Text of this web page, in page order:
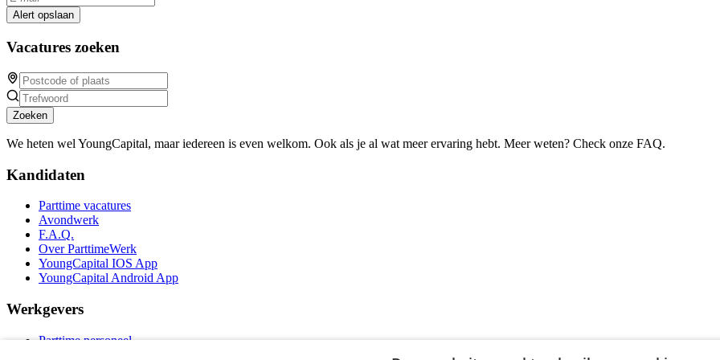
Alert opslaan
Vacatures zoeken
Zoeken
We heten wel YoungCapital, maar iedereen is even welkom. Ook als je al wat meer ervaring hebt. Meer weten? Check onze FAQ.
Kandidaten
Parttime vacatures
Avondwerk
F.A.Q.
Over ParttimeWerk
YoungCapital IOS App
YoungCapital Android App
Werkgevers
Parttime personeel